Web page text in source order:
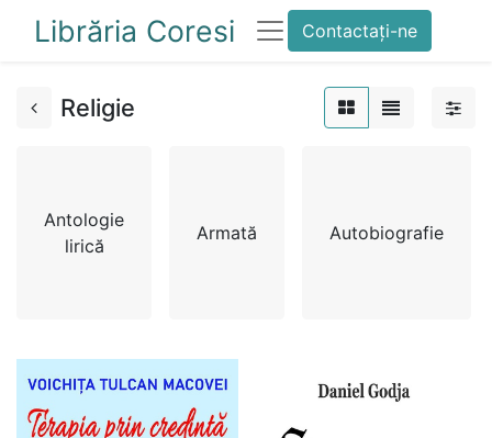
Librăria Coresi Contactați-ne
Religie
Antologie
lirică
Armată Autobiografie